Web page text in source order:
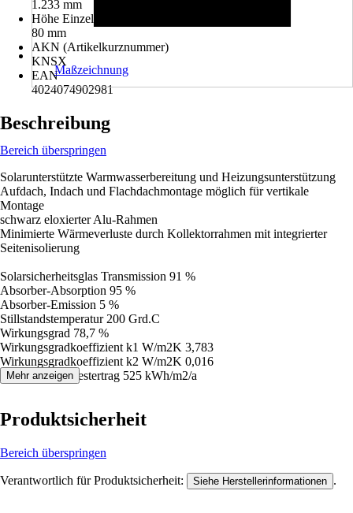
1.233 mm
Höhe Einzelkollektor
80 mm
AKN (Artikelkurznummer)
KNSX
EAN
4024074902981
Maßzeichnung
Beschreibung
Bereich überspringen
Solarunterstützte Warmwasserbereitung und Heizungsunterstützung
Aufdach, Indach und Flachdachmontage möglich für vertikale
Montage
schwarz eloxierter Alu-Rahmen
Minimierte Wärmeverluste durch Kollektorrahmen mit integrierter
Seitenisolierung
Solarsicherheitsglas Transmission 91 %
Absorber-Absorption 95 %
Absorber-Emission 5 %
Stillstandstemperatur 200 Grd.C
Wirkungsgrad 78,7 %
Wirkungsgradkoeffizient k1 W/m2K 3,783
Wirkungsgradkoeffizient k2 W/m2K 0,016
Kollektor-Mindestertrag 525 kWh/m2/a
Mehr anzeigen
Produktsicherheit
Bereich überspringen
Verantwortlich für Produktsicherheit: Siehe Herstellerinformationen .